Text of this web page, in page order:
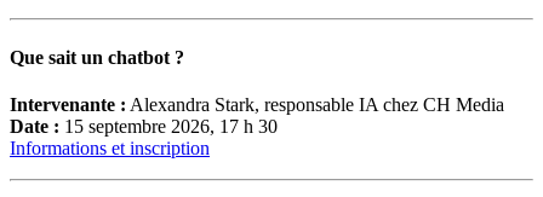
Que sait un chatbot ?
Intervenante : Alexandra Stark, responsable IA chez CH Media
Date : 15 septembre 2026, 17 h 30
Informations et inscription